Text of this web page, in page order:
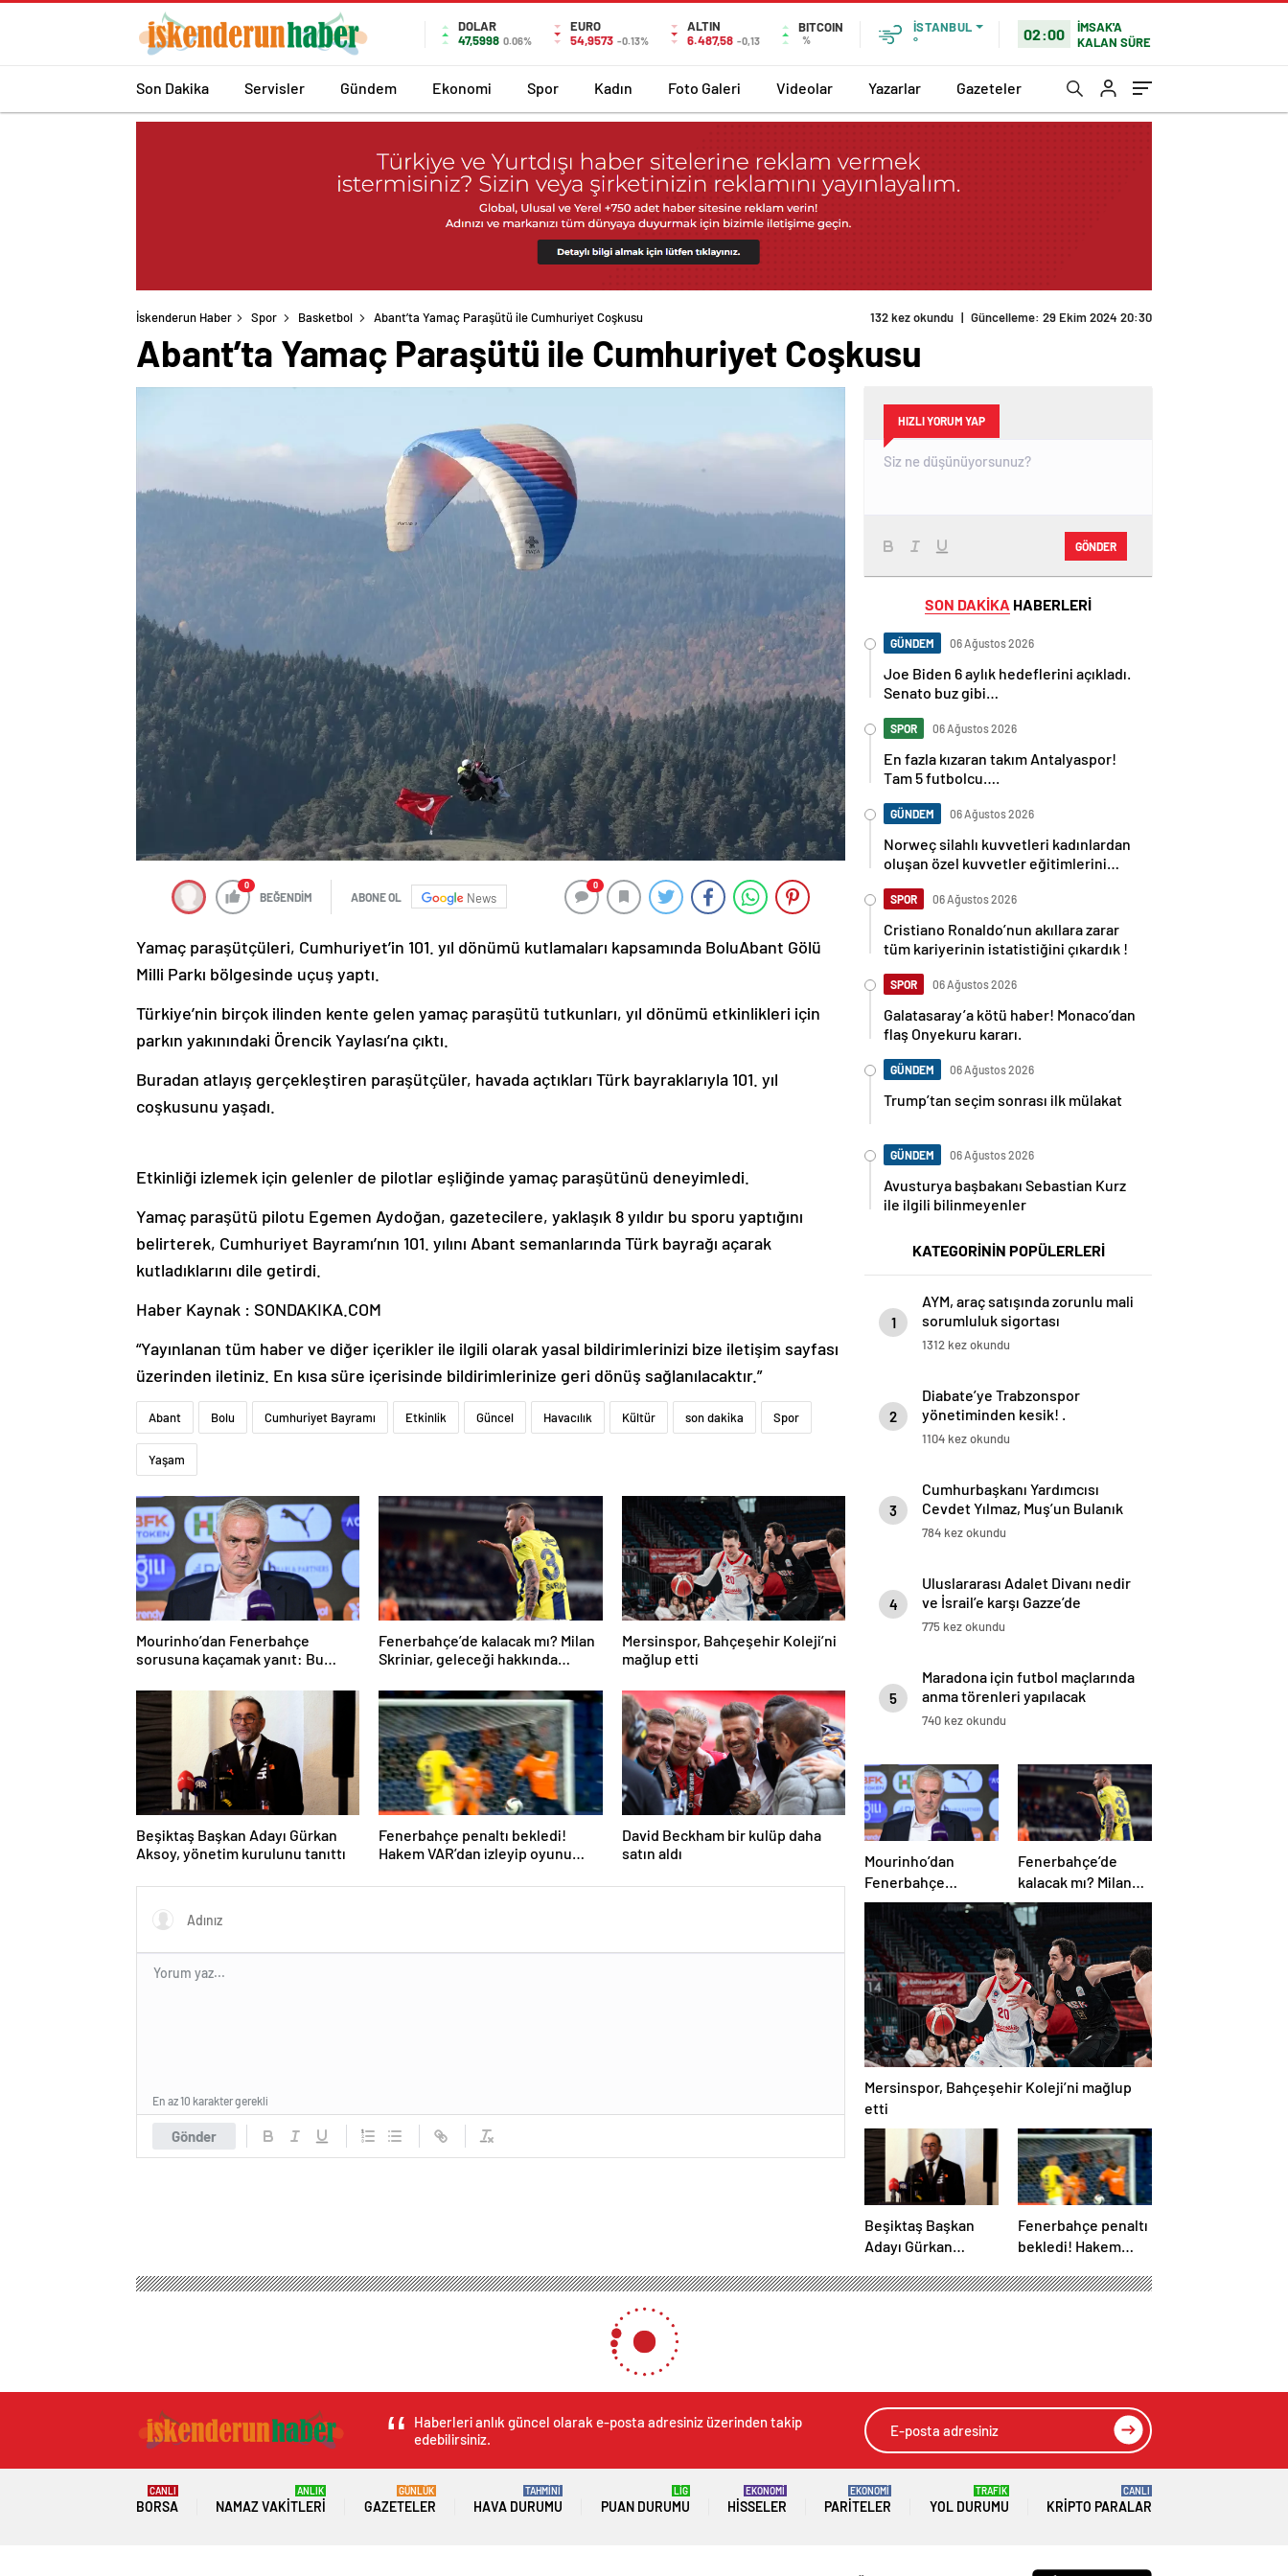
DOLAR
47,5998 0.06%
EURO
54,9573 -0.13%
ALTIN
6.487,58 -0,13
BITCOIN
%
İSTANBUL
°
02:00
İMSAK'A
KALAN SÜRE
Son Dakika Servisler Gündem Ekonomi Spor Kadın Foto Galeri Videolar Yazarlar Gazeteler
İskenderun Haber Spor Basketbol Abant’ta Yamaç Paraşütü ile Cumhuriyet Coşkusu 132 kez okundu | Güncelleme: 29 Ekim 2024 20:30
Abant’ta Yamaç Paraşütü ile Cumhuriyet Coşkusu
0
BEĞENDİM ABONE OL News
0
Yamaç paraşütçüleri, Cumhuriyet’in 101. yıl dönümü kutlamaları kapsamında BoluAbant Gölü
Milli Parkı bölgesinde uçuş yaptı.
Türkiye’nin birçok ilinden kente gelen yamaç paraşütü tutkunları, yıl dönümü etkinlikleri için
parkın yakınındaki Örencik Yaylası’na çıktı.
Buradan atlayış gerçekleştiren paraşütçüler, havada açtıkları Türk bayraklarıyla 101. yıl
coşkusunu yaşadı.
Etkinliği izlemek için gelenler de pilotlar eşliğinde yamaç paraşütünü deneyimledi.
Yamaç paraşütü pilotu Egemen Aydoğan, gazetecilere, yaklaşık 8 yıldır bu sporu yaptığını
belirterek, Cumhuriyet Bayramı’nın 101. yılını Abant semanlarında Türk bayrağı açarak
kutladıklarını dile getirdi.
Haber Kaynak : SONDAKIKA.COM
“Yayınlanan tüm haber ve diğer içerikler ile ilgili olarak yasal bildirimlerinizi bize iletişim sayfası
üzerinden iletiniz. En kısa süre içerisinde bildirimlerinize geri dönüş sağlanılacaktır.”
Abant Bolu Cumhuriyet Bayramı Etkinlik Güncel Havacılık Kültür son dakika Spor
Yaşam
Mourinho’dan Fenerbahçe
sorusuna kaçamak yanıt: Bu
Fenerbahçe’de kalacak mı? Milan
Skriniar, geleceği hakkında
Mersinspor, Bahçeşehir Koleji’ni
mağlup etti
Beşiktaş Başkan Adayı Gürkan
Aksoy, yönetim kurulunu tanıttı
Fenerbahçe penaltı bekledi!
Hakem VAR’dan izleyip oyunu
David Beckham bir kulüp daha
satın aldı
Gönder
En az 10 karakter gerekli
HIZLI YORUM YAP
GÖNDER
SON DAKİKA HABERLERİ
GÜNDEM 06 Ağustos 2026
Joe Biden 6 aylık hedeflerini açıkladı.
Senato buz gibi…
SPOR 06 Ağustos 2026
En fazla kızaran takım Antalyaspor!
Tam 5 futbolcu….
GÜNDEM 06 Ağustos 2026
Norweç silahlı kuvvetleri kadınlardan
oluşan özel kuvvetler eğitimlerini
SPOR 06 Ağustos 2026
Cristiano Ronaldo’nun akıllara zarar
tüm kariyerinin istatistiğini çıkardık !
SPOR 06 Ağustos 2026
Galatasaray’a kötü haber! Monaco’dan
flaş Onyekuru kararı.
GÜNDEM 06 Ağustos 2026
Trump’tan seçim sonrası ilk mülakat
GÜNDEM 06 Ağustos 2026
Avusturya başbakanı Sebastian Kurz
ile ilgili bilinmeyenler
KATEGORİNİN POPÜLERLERİ
1
AYM, araç satışında zorunlu mali
sorumluluk sigortası
düzenlemesini iptal etti
1312 kez okundu
2
Diabate’ye Trabzonspor
yönetiminden kesik! .
1104 kez okundu
3
Cumhurbaşkanı Yardımcısı
Cevdet Yılmaz, Muş’un Bulanık
ilçesinde halka hitap etti
784 kez okundu
4
Uluslararası Adalet Divanı nedir
ve İsrail’e karşı Gazze’de
soykırım davası neden bu
775 kez okundu
5
Maradona için futbol maçlarında
anma törenleri yapılacak
740 kez okundu
Mourinho’dan
Fenerbahçe
sorusuna kaçamak
yanıt: Bu soruyu
anlamadım
Fenerbahçe’de
kalacak mı? Milan
Skriniar, geleceği
hakkında konuştu
Mersinspor, Bahçeşehir Koleji’ni mağlup
etti
Beşiktaş Başkan
Adayı Gürkan
kurulunu tanıttı
Fenerbahçe penaltı
bekledi! Hakem
oyunu sürdürdü
Haberleri anlık güncel olarak e-posta adresiniz üzerinden takip
edebilirsiniz.
BORSA
CANLI
NAMAZ VAKITLERI
ANLIK
GAZETELER
GÜNLÜK
HAVA DURUMU
TAHMİNİ
PUAN DURUMU
LİG
HISSELER
EKONOMİ
PARITELER
EKONOMİ
YOL DURUMU
TRAFİK
KRIPTO PARALAR
CANLI